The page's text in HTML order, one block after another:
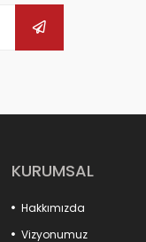
KURUMSAL
Hakkımızda
Vizyonumuz